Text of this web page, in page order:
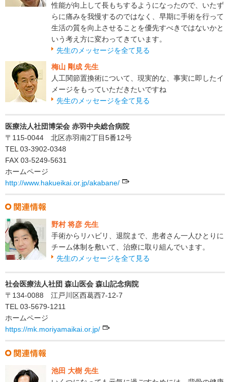
性能が向上して長もちするようになったので、いたず
らに痛みを我慢するのではなく、早期に手術を行って
生活の質を向上させることを優先すべきではないかと
いう考え方に変わってきています。
先生のメッセージを全て見る
梅山 剛成 先生
人工関節置換術について、現実的な、事実に即したイ
メージをもっていただきたいですね
先生のメッセージを全て見る
医療法人社団博栄会 赤羽中央総合病院
〒115-0044 北区赤羽南2丁目5番12号
TEL 03-3902-0348
FAX 03-5249-5631
ホームページ
http://www.hakueikai.or.jp/akabane/
野村 将彦 先生
手術からリハビリ、退院まで、患者さん一人ひとりに
チーム体制を敷いて、治療に取り組んでいます。
先生のメッセージを全て見る
社会医療法人社団 森山医会 森山記念病院
〒134-0088 江戸川区西葛西7-12-7
TEL 03-5679-1211
ホームページ
https://mk.moriyamaikai.or.jp/
池田 大樹 先生